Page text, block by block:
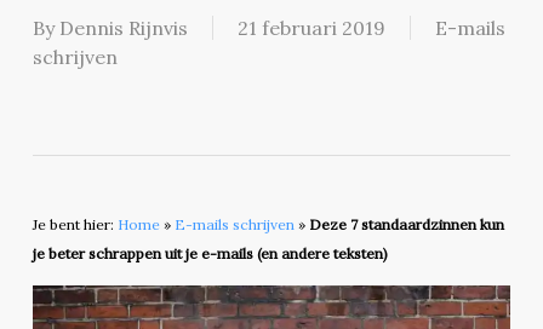
By Dennis Rijnvis 21 februari 2019
E-mails
schrijven
Je bent hier: Home» E-mails schrijven» Deze 7 standaardzinnen kun
je beter schrappen uit je e-mails (en andere teksten)